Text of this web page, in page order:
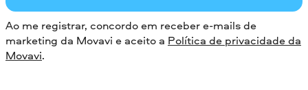
Ao me registrar, concordo em receber e-mails de
marketing da Movavi e aceito a Política de privacidade da
Movavi.